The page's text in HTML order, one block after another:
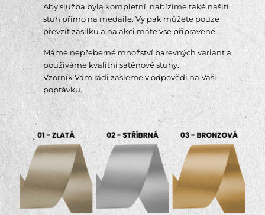
Aby služba byla kompletní, nabízíme také našití
stuh přímo na medaile. Vy pak můžete pouze
převzít zásilku a na akci máte vše připravené.
Máme nepřeberné množství barevných variant a
používáme kvalitní saténové stuhy.
Vzorník Vám rádi zašleme v odpovědi na Vaši
poptávku.